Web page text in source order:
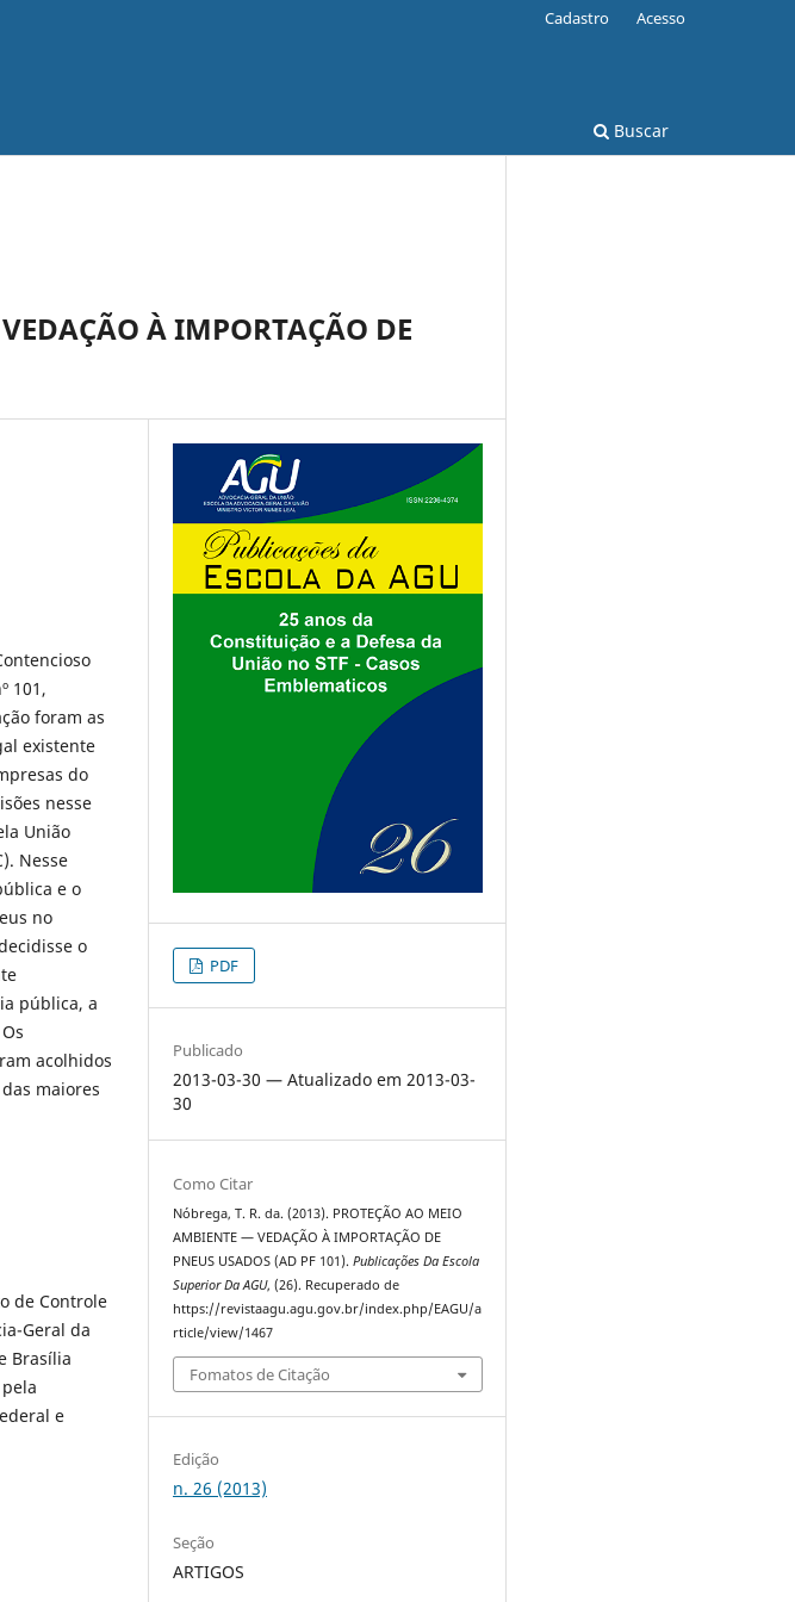
Buscar
Cadastro Acesso
À IMPORTAÇÃO DE
101,
foram as
existente
do
nesse
União
Nesse
e o
no
o
pública, a
acolhidos
maiores
de Controle
Geral da
Brasília
e
PDF
Publicado
2013-03-30 — Atualizado em 2013-03-
30
Como Citar
Nóbrega, T. R. da. (2013). PROTEÇÃO AO MEIO
AMBIENTE — VEDAÇÃO À IMPORTAÇÃO DE
PNEUS USADOS (AD PF 101).Publicações Da Escola
Superior Da AGU, (26). Recuperado de
https://revistaagu.agu.gov.br/index.php/EAGU/a
rticle/view/1467
Fomatos de Citação
Edição
n. 26 (2013)
Seção
ARTIGOS